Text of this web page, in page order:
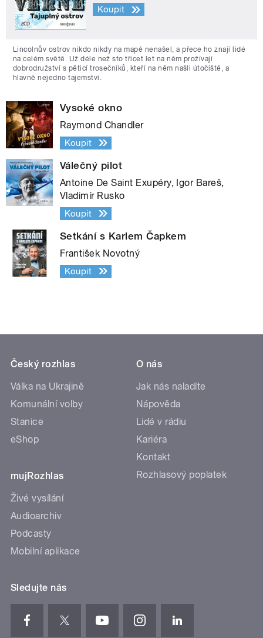
Koupit
Lincolnův ostrov nikdo nikdy na mapě nenašel, a přece ho znají lidé
na celém světě. Už déle než sto třicet let na něm prožívají
dobrodružství s pěticí trosečníků, kteří na něm našli útočiště, a
hlavně nejedno tajemství.
Vysoké okno
Raymond Chandler
Koupit
Válečný pilot
Antoine De Saint Exupéry, Igor Bareš,
Vladimír Rusko
Koupit
Setkání s Karlem Čapkem
František Novotný
Koupit
Český rozhlas
Válka na Ukrajině
Komunální volby
Stanice
eShop
mujRozhlas
Živé vysílání
Audioarchiv
Podcasty
Mobilní aplikace
O nás
Jak nás naladíte
Nápověda
Lidé v rádiu
Kariéra
Kontakt
Rozhlasový poplatek
Sledujte nás